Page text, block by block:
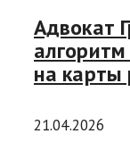
Адвокат
на карты
21.04.2026